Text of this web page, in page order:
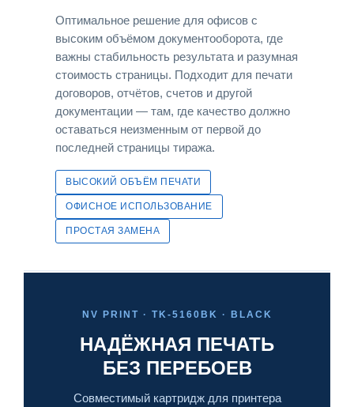
Оптимальное решение для офисов с
высоким объёмом документооборота, где
важны стабильность результата и разумная
стоимость страницы. Подходит для печати
договоров, отчётов, счетов и другой
документации — там, где качество должно
оставаться неизменным от первой до
последней страницы тиража.
ВЫСОКИЙ ОБЪЁМ ПЕЧАТИ
ОФИСНОЕ ИСПОЛЬЗОВАНИЕ
ПРОСТАЯ ЗАМЕНА
NV PRINT · TK-5160BK · BLACK
НАДЁЖНАЯ ПЕЧАТЬ
БЕЗ ПЕРЕБОЕВ
Совместимый картридж для принтера